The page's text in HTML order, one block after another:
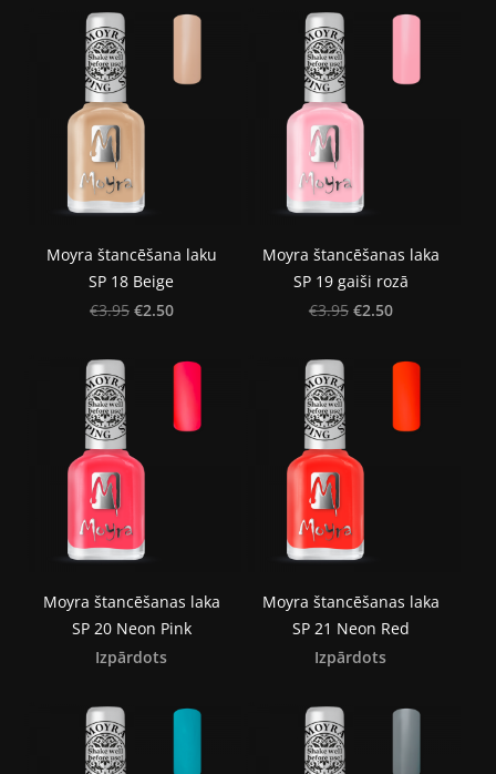
Moyra štancēšana laku
SP 18 Beige
€3.95 €2.50
Moyra štancēšanas laka
SP 19 gaiši rozā
€3.95 €2.50
Moyra štancēšanas laka
SP 20 Neon Pink
Izpārdots
Moyra štancēšanas laka
SP 21 Neon Red
Izpārdots